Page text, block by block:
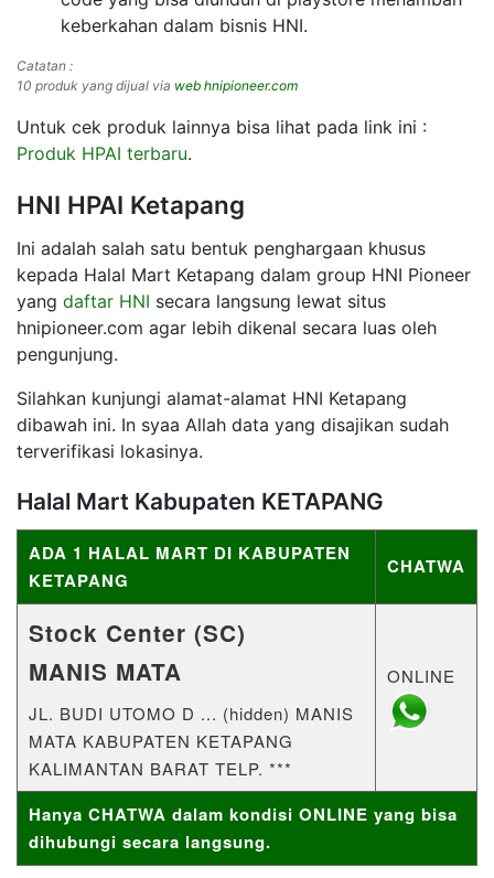
keberkahan dalam bisnis HNI.
Catatan :
10 produk yang dijual via web hnipioneer.com
Untuk cek produk lainnya bisa lihat pada link ini :
Produk HPAI terbaru.
HNI HPAI Ketapang
Ini adalah salah satu bentuk penghargaan khusus
kepada Halal Mart Ketapang dalam group HNI Pioneer
yang daftar HNI secara langsung lewat situs
hnipioneer.com agar lebih dikenal secara luas oleh
pengunjung.
Silahkan kunjungi alamat-alamat HNI Ketapang
dibawah ini. In syaa Allah data yang disajikan sudah
terverifikasi lokasinya.
Halal Mart Kabupaten KETAPANG
ADA 1 HALAL MART DI KABUPATEN
KETAPANG
CHATWA
Stock Center (SC)
MANIS MATA
JL. BUDI UTOMO D ... (hidden) MANIS
MATA KABUPATEN KETAPANG
KALIMANTAN BARAT TELP. ***
ONLINE
Hanya CHATWA dalam kondisi ONLINE yang bisa
dihubungi secara langsung.